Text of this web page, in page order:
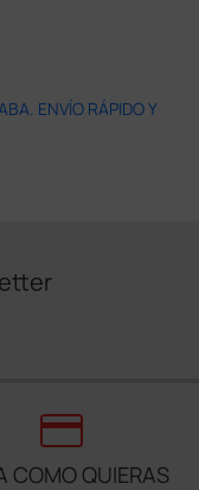
ENVÍO RÁPIDO Y
credit_card
COMO QUIERAS